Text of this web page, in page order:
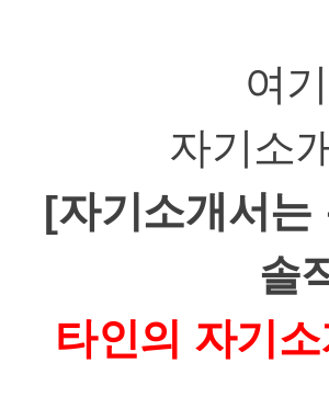
여
자기소
[자기소개서는
솔
타인의 자기